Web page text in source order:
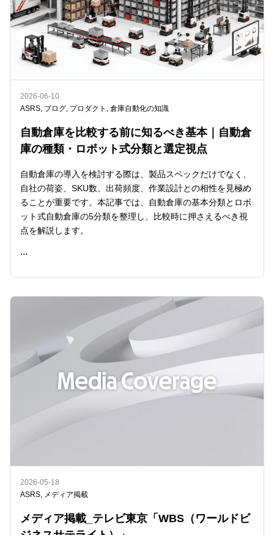
2026-06-10
ASRS, ブログ, プロダクト , 倉庫自動化の知識
自動倉庫を比較する前に知るべき基本｜自動倉
庫の種類・ロボット式分類と選定視点
自動倉庫の導入を検討する際は、製品スペックだけでなく、
自社の荷姿、SKU数、出荷頻度、作業設計との相性を見極め
ることが重要です。本記事では、自動倉庫の基本分類とロボ
ット式自動倉庫の5分類を整理し、比較時に押さえるべき視
点を解説します。
...
READ ME
2026-05-18
ASRS, メディア掲載
メディア掲載_テレビ東京「WBS（ワールドビ